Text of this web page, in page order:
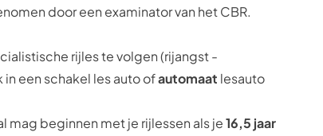
door een examinator van het CBR.
rijleste volgen (rijangst -
een schakel les auto ofautomaat lesauto
mag beginnen met je rijlessen als je16,5 jaar